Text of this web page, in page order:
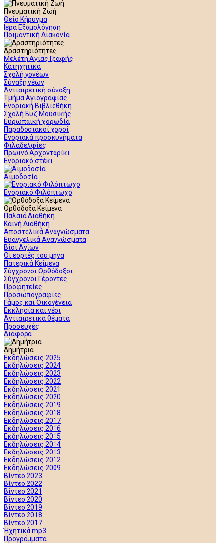
Πνευματική Ζωή
Θείο Κήρυγμα
Ιερά Εξομολόγηση
Ποιμαντική Διακονία
Δραστηριότητες
Μελέτη Αγίας Γραφής
Κατηχητικά
Σχολή γονέων
Σύναξη νέων
Αντιαιρετική σύναξη
Τμήμα Αγιογραφίας
Ενοριακή Βιβλιοθήκη
Σχολή Βυζ Μουσικής
Ευρωπαϊκή χορωδία
Παραδοσιακοί χοροί
Ενοριακά προσκυνήματα
Φιλαδελφίες
Πρωινό Αρχονταρίκι
Ενοριακό στέκι
Αιμοδοσία
Ενοριακό Φιλόπτωχο
Ορθόδοξα Κείμενα
Παλαιά Διαθήκη
Καινή Διαθήκη
Αποστολικά Αναγνώσματα
Ευαγγελικά Αναγνώσματα
Βίοι Αγίων
Οι εορτές του μήνα
Πατερικά Κείμενα
Σύγχρονοι Ορθόδοξοι
Σύγχρονοι Γέροντες
Προφητείες
Προσωπογραφίες
Γάμος και Οικογένεια
Εκκλησία και νέοι
Αντιαιρετικά θέματα
Προσευχές
Διάφορα
Δημήτρια
Εκδηλώσεις 2025
Εκδηλώσεις 2024
Εκδηλώσεις 2023
Εκδηλώσεις 2022
Εκδηλώσεις 2021
Εκδηλώσεις 2020
Εκδηλώσεις 2019
Εκδηλώσεις 2018
Εκδηλώσεις 2017
Εκδηλώσεις 2016
Εκδηλώσεις 2015
Εκδηλώσεις 2014
Εκδηλώσεις 2013
Εκδηλώσεις 2012
Εκδηλώσεις 2009
Βίντεο 2023
Βίντεο 2022
Βίντεο 2021
Βίντεο 2020
Βίντεο 2019
Βίντεο 2018
Βίντεο 2017
Ήχητικά mp3
Προγράμματα